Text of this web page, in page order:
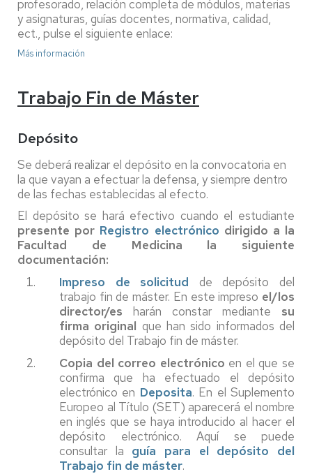
profesorado, relación completa de módulos, materias
y asignaturas, guías docentes, normativa, calidad,
ect., pulse el siguiente enlace:
Más información
Trabajo Fin de Máster
Depósito
Se deberá realizar el depósito en la convocatoria en
la que vayan a efectuar la defensa, y siempre dentro
de las fechas establecidas al efecto.
El depósito se hará efectivo cuando el estudiante
presente por Registro electrónico dirigido a la
Facultad de Medicina la siguiente
documentación:
Impreso de solicitud
de depósito del
trabajo fin de máster. En este impreso el/los
director/es harán constar mediante su
firma original que han sido informados del
depósito del Trabajo fin de máster.
Copia del correo electrónico en el que se
confirma que ha efectuado el depósito
electrónico en Deposita. En el Suplemento
Europeo al Título (SET) aparecerá el nombre
en inglés que se haya introducido al hacer el
depósito electrónico. Aquí se puede
consultar la guía para el depósito del
Trabajo fin de máster.